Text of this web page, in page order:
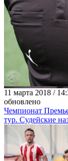
11 марта 2018 /
обновлено
Чемпионат
тур. Судейские